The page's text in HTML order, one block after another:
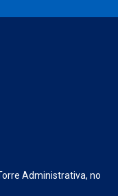
Administrativa, no